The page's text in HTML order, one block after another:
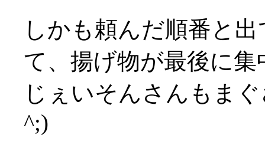
しかも頼んだ順番と
て、揚げ物が最後に
じぇいそんさんもま
^;)